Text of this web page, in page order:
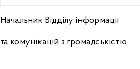
Начальник Відділу інформації
та комунікацій з